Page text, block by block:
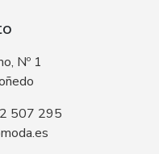
Nº 1
507 295